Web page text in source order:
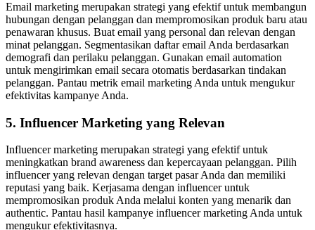
Email marketing merupakan strategi yang efektif untuk membangun
hubungan dengan pelanggan dan mempromosikan produk baru atau
penawaran khusus. Buat email yang personal dan relevan dengan
minat pelanggan. Segmentasikan daftar email Anda berdasarkan
demografi dan perilaku pelanggan. Gunakan email automation
untuk mengirimkan email secara otomatis berdasarkan tindakan
pelanggan. Pantau metrik email marketing Anda untuk mengukur
efektivitas kampanye Anda.
5. Influencer Marketing yang Relevan
Influencer marketing merupakan strategi yang efektif untuk
meningkatkan brand awareness dan kepercayaan pelanggan. Pilih
influencer yang relevan dengan target pasar Anda dan memiliki
reputasi yang baik. Kerjasama dengan influencer untuk
mempromosikan produk Anda melalui konten yang menarik dan
authentic. Pantau hasil kampanye influencer marketing Anda untuk
mengukur efektivitasnya.